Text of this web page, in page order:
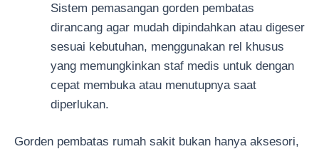
Sistem pemasangan gorden pembatas
dirancang agar mudah dipindahkan atau digeser
sesuai kebutuhan, menggunakan rel khusus
yang memungkinkan staf medis untuk dengan
cepat membuka atau menutupnya saat
diperlukan.
Gorden pembatas rumah sakit bukan hanya aksesori,